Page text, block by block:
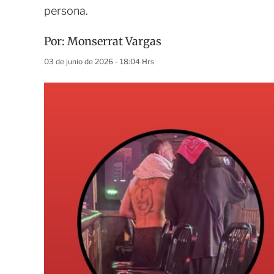
persona.
Por: Monserrat Vargas
03 de junio de 2026 - 18:04 Hrs